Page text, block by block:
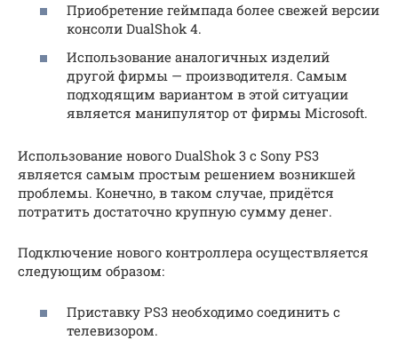
Приобретение геймпада более свежей версии
консоли DualShok 4.
Использование аналогичных изделий
другой фирмы — производителя. Самым
подходящим вариантом в этой ситуации
является манипулятор от фирмы Microsoft.
Использование нового DualShok 3 с Sony PS3
является самым простым решением возникшей
проблемы. Конечно, в таком случае, придётся
потратить достаточно крупную сумму денег.
Подключение нового контроллера осуществляется
следующим образом:
Приставку PS3 необходимо соединить с
телевизором.